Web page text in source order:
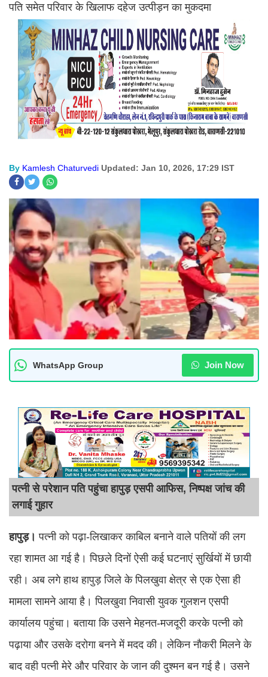
पति समेत परिवार के खिलाफ दहेज उत्पीड़न का मुकदमा
By Kamlesh Chaturvedi Updated: Jan 10, 2026, 17:29 IST
WhatsApp Group Join Now
पत्नी से परेशान पति पहुंचा हापुड़ एसपी आफिस, निष्पक्ष जांच की
लगाई गुहार
हापुड़।पत्नी को पढ़ा-लिखाकर काबिल बनाने वाले पतियों की लग
रहा शामत आ गई है। पिछले दिनों ऐसी कई घटनाएं सुर्खियों में छायी
रही। अब लगे हाथ हापुड़ जिले के पिलखुवा क्षेत्र से एक ऐसा ही
मामला सामने आया है। पिलखुवा निवासी युवक गुलशन एसपी
कार्यालय पहुंचा। बताया कि उसने मेहनत-मजदूरी करके पत्नी को
पढ़ाया और उसके दरोगा बनने में मदद की। लेकिन नौकरी मिलने के
बाद वही पत्नी मेरे और परिवार के जान की दुश्मन बन गई है। उसने